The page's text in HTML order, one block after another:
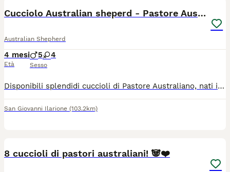
Cucciolo Australian sheperd - Pastore Australiano
Australian Shepherd
4 mesi
Età
5 4
Sesso
Disponibili splendidi cuccioli di Pastore Australiano, nati il 02 di aprile e cedibili dal 15 giugno I cuccioli crescono in ambiente familiare, a stretto contatto con persone e stimoli quotidiani, sviluppando ottimo carattere, equilibrio e socialità. Entrambi i genitori sono: Testati ufficialmente per le principali malattie genetiche di razza Testati ufficialmente per displasia di anche e gomiti Deposito DNA Selezionati per salute, morfologia e carattere. I cuccioli verranno ceduti con: -Sverminazione completa -Microchip -Prima vaccinazione -Libretto sanitario -Pedigree ENCI -Certificato di visita oculistica ufficiale -Iscrizione all'anagrafe canina -Puppy kit -Cartellina informativa con documentazione e informazioni sulla MDR1 Informazioni aggiuntive: Rimangono disponibili: -maschio blu merle nbt -maschio blu merle con coda -femmina blu merle nbt -femmina blu merle con coda -maschio black tricolor nbt -maschio black tricolor nbt -maschio black tricolor con coda Cessione solo a persone consapevoli e realmente interessate Disponibilità a fornire supporto e consigli anche dopo l'affido Possibilità di visita previo appuntamento -San Giovanni Ilarione in provincia di Verona Per ulteriori informazioni e foto/video 3454330860
San Giovanni Ilarione (103.2km)
8 cuccioli di pastori australiani! 🐼❤️